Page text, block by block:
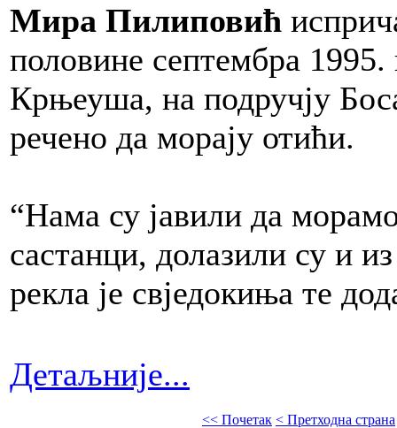
Мира Пилиповић
половине септембра 1995.
Крњеуша, на подручју
речено да морају отићи.
“Нама су јавили да
састанци, долазили су и
рекла је свједокиња те
Детаљније...
<< Почетак < Претходна страна